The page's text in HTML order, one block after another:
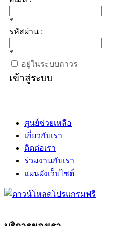
*
รหัสผ่าน :
*
อยู่ในระบบถาวร
เข้าสู่ระบบ
ศูนย์ช่วยเหลือ
เกี่ยวกับเรา
ติดต่อเรา
ร่วมงานกับเรา
แผนผังเว็บไซต์